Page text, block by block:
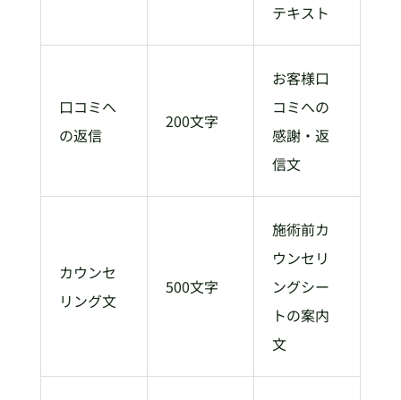
テキスト
口コミへ
の返信
200文字
お客様口
コミへの
感謝・返
信文
カウンセ
リング文
500文字
施術前カ
ウンセリ
ングシー
トの案内
文